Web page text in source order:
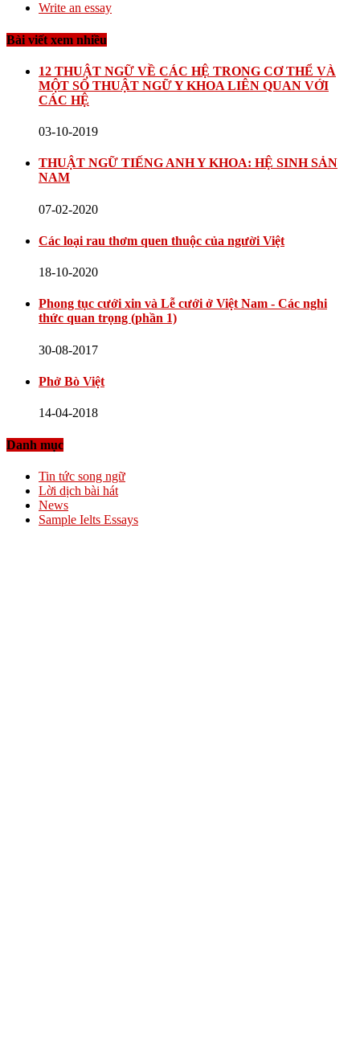
Write an essay
Bài viết xem nhiều
12 THUẬT NGỮ VỀ CÁC HỆ TRONG CƠ THỂ VÀ
MỘT SỐ THUẬT NGỮ Y KHOA LIÊN QUAN VỚI
CÁC HỆ
03-10-2019
THUẬT NGỮ TIẾNG ANH Y KHOA: HỆ SINH SẢN
NAM
07-02-2020
Các loại rau thơm quen thuộc của người Việt
18-10-2020
Phong tục cưới xin và Lễ cưới ở Việt Nam - Các nghi
thức quan trọng (phần 1)
30-08-2017
Phở Bò Việt
14-04-2018
Danh mục
Tin tức song ngữ
Lời dịch bài hát
News
Sample Ielts Essays